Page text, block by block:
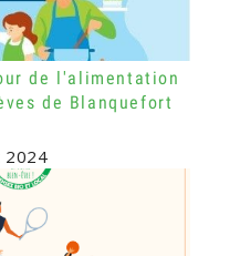
de l'alimentation
de Blanquefort
2024